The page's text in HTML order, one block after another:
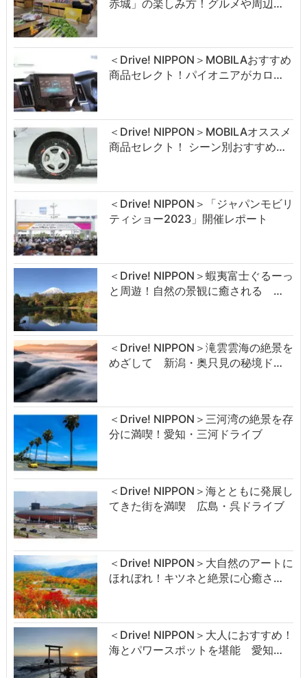
赤城」の楽しみ方！グルメや周辺…
＜Drive! NIPPON＞MOBILAおすすめ
商品セレクト！パイオニアがカロ…
＜Drive! NIPPON＞MOBILAオススメ
商品セレクト！ シーン別おすすめ…
＜Drive! NIPPON＞「ジャパンモビリ
ティショー2023」開催レポート
＜Drive! NIPPON＞蝦夷富士ぐるーっ
と周遊！自然の景観に癒される …
＜Drive! NIPPON＞滝雲雲海の絶景を
めざして 新潟・奥只見の秘境ド…
＜Drive! NIPPON＞三河湾の絶景を存
分に満喫！愛知・三河ドライブ
＜Drive! NIPPON＞海とともに発展し
てきた街を満喫 広島・呉ドライブ
＜Drive! NIPPON＞大自然のアートに
ほれぼれ！キツネと絶景に心癒さ…
＜Drive! NIPPON＞大人におすすめ！
海とパワースポットを堪能 愛知…